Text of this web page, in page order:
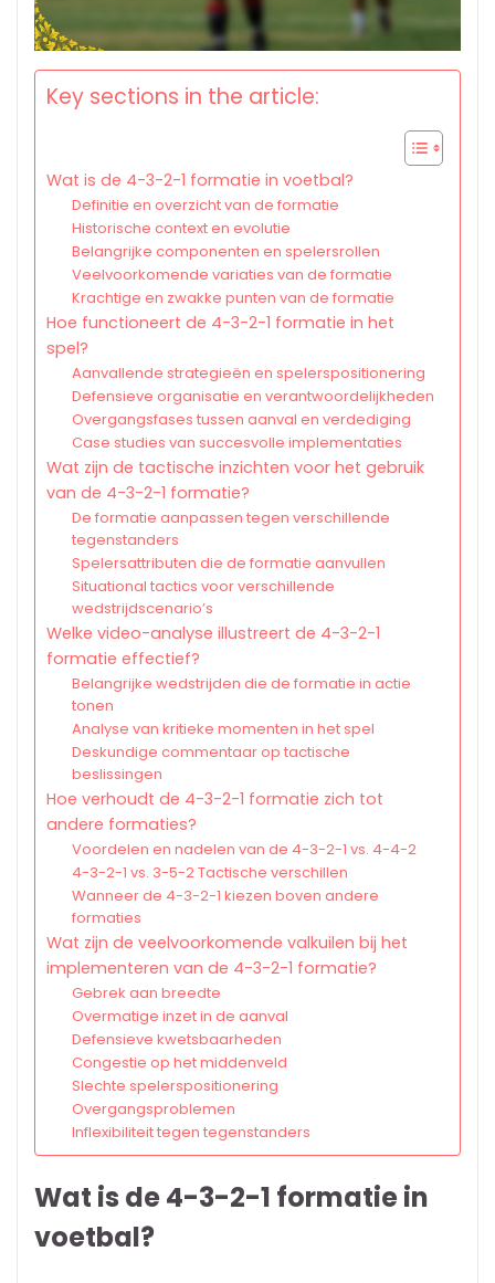
Key sections in the article:
Wat is de 4-3-2-1 formatie in voetbal?
Definitie en overzicht van de formatie
Historische context en evolutie
Belangrijke componenten en spelersrollen
Veelvoorkomende variaties van de formatie
Krachtige en zwakke punten van de formatie
Hoe functioneert de 4-3-2-1 formatie in het
spel?
Aanvallende strategieën en spelerspositionering
Defensieve organisatie en verantwoordelijkheden
Overgangsfases tussen aanval en verdediging
Case studies van succesvolle implementaties
Wat zijn de tactische inzichten voor het gebruik
van de 4-3-2-1 formatie?
De formatie aanpassen tegen verschillende
tegenstanders
Spelersattributen die de formatie aanvullen
Situational tactics voor verschillende
wedstrijdscenario’s
Welke video-analyse illustreert de 4-3-2-1
formatie effectief?
Belangrijke wedstrijden die de formatie in actie
tonen
Analyse van kritieke momenten in het spel
Deskundige commentaar op tactische
beslissingen
Hoe verhoudt de 4-3-2-1 formatie zich tot
andere formaties?
Voordelen en nadelen van de 4-3-2-1 vs. 4-4-2
4-3-2-1 vs. 3-5-2 Tactische verschillen
Wanneer de 4-3-2-1 kiezen boven andere
formaties
Wat zijn de veelvoorkomende valkuilen bij het
implementeren van de 4-3-2-1 formatie?
Gebrek aan breedte
Overmatige inzet in de aanval
Defensieve kwetsbaarheden
Congestie op het middenveld
Slechte spelerspositionering
Overgangsproblemen
Inflexibiliteit tegen tegenstanders
Wat is de 4-3-2-1 formatie in
voetbal?